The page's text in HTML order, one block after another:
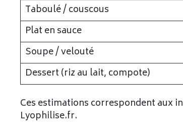
Taboulé / couscous
Plat en sauce
Soupe / velouté
Dessert (riz au lait, compote)
Ces estimations correspondent aux
Lyophilise.fr.